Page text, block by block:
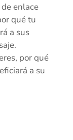
enlace
qué tu
a sus
por qué
a su